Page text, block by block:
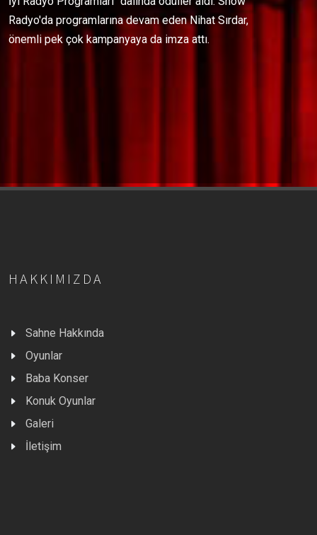
Radyo'da programlarına devam eden Nihat Sırdar,
önemli pek çok kampanyaya da imza attı.
HAKKIMIZDA
Sahne Hakkında
Oyunlar
Baba Konser
Konuk Oyunlar
Galeri
İletişim